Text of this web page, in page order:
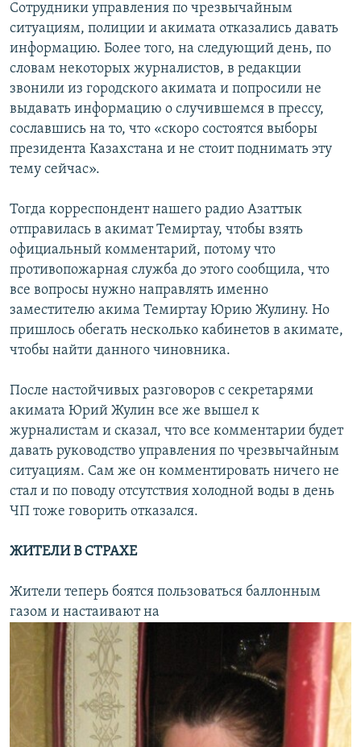
Сотрудники управления по чрезвычайным
ситуациям, полиции и акимата отказались давать
информацию. Более того, на следующий день, по
словам некоторых журналистов, в редакции
звонили из городского акимата и попросили не
выдавать информацию о случившемся в прессу,
сославшись на то, что «скоро состоятся выборы
президента Казахстана и не стоит поднимать эту
тему сейчас».
Тогда корреспондент нашего радио Азаттык
отправилась в акимат Темиртау, чтобы взять
официальный комментарий, потому что
противопожарная служба до этого сообщила, что
все вопросы нужно направлять именно
заместителю акима Темиртау Юрию Жулину. Но
пришлось обегать несколько кабинетов в акимате,
чтобы найти данного чиновника.
После настойчивых разговоров с секретарями
акимата Юрий Жулин все же вышел к
журналистам и сказал, что все комментарии будет
давать руководство управления по чрезвычайным
ситуациям. Сам же он комментировать ничего не
стал и по поводу отсутствия холодной воды в день
ЧП тоже говорить отказался.
ЖИТЕЛИ В СТРАХЕ
Жители теперь боятся пользоваться баллонным
газом и настаивают на